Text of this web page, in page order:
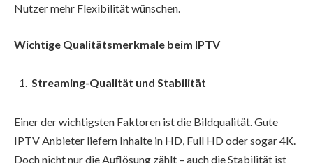
Nutzer mehr Flexibilität wünschen.
Wichtige Qualitätsmerkmale beim IPTV
Streaming-Qualität und Stabilität
Einer der wichtigsten Faktoren ist die Bildqualität. Gute
IPTV Anbieter liefern Inhalte in HD, Full HD oder sogar 4K.
Doch nicht nur die Auflösung zählt – auch die Stabilität ist